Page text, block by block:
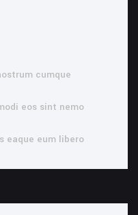
cumque
eos sint nemo
eaque eum libero